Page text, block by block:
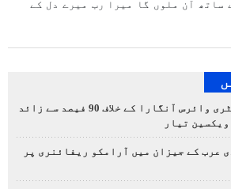
ساتھ آن ملوں گا میرا رب میرے دل کے
ایران، پولٹری وائرس آنگارا کے خلاف 90 فیصد سے زائد
تیار
عرب کے جیزان میں آرامکو ریفائنری پر